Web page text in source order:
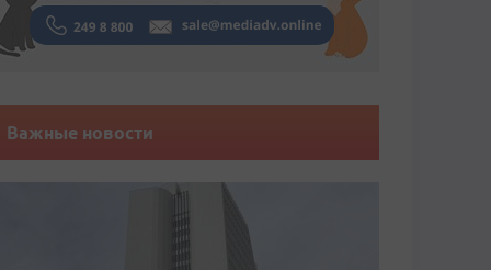
Важные новости